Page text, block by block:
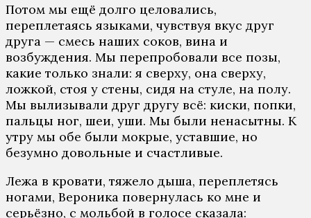
Потом мы ещё долго целовались,
переплетаясь языками, чувствуя вкус друг
друга — смесь наших соков, вина и
возбуждения. Мы перепробовали все позы,
какие только знали: я сверху, она сверху,
ложкой, стоя у стены, сидя на стуле, на полу.
Мы вылизывали друг другу всё: киски, попки,
пальцы ног, шеи, уши. Мы были ненасытны. К
утру мы обе были мокрые, уставшие, но
безумно довольные и счастливые.
Лежа в кровати, тяжело дыша, переплетясь
ногами, Вероника повернулась ко мне и
серьёзно, с мольбой в голосе сказала: